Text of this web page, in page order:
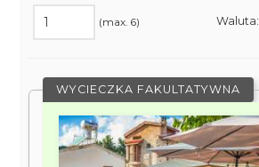
(max. 6) Waluta:
WYCIECZKA FAKULTATYWNA